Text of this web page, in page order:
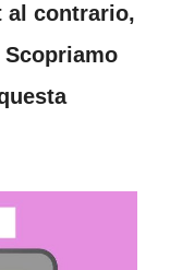
al contrario,